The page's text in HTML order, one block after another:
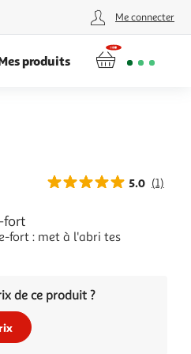
Me connecter
produits
5.0 (1)
fort
fort : met à l'abri tes
de ce produit ?